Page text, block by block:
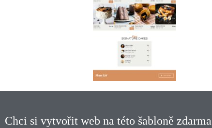
Chci si vytvořit web na této šabloně zdarma